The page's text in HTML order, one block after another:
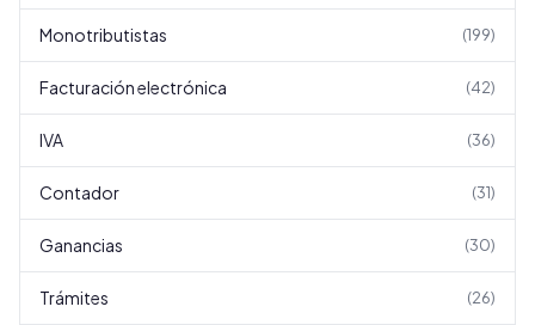
Monotributistas (199)
Facturación electrónica (42)
IVA (36)
Contador (31)
Ganancias (30)
Trámites (26)